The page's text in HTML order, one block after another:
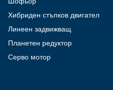
Хибриден стъпков двигател
Линеен задвижващ
механизъм
Планетен редуктор
Серво мотор